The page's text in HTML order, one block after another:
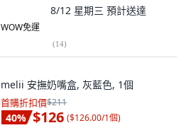
8/12 星期三 預計送達
WOW免運
(14)
melii 安撫奶嘴盒, 灰藍色, 1個
首購折扣價$211
40% $126 ($126.00/1個)